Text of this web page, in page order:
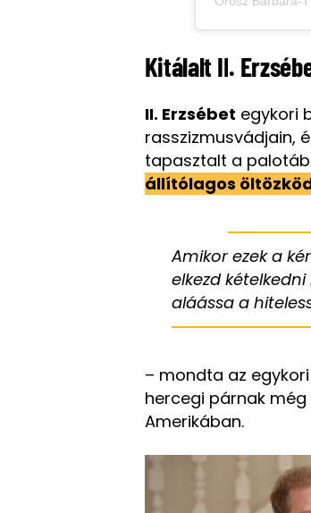
Kitálalt II.
II. Erzsébet egykori
rasszizmusvádjain,
tapasztalt a
állítólagos
Amikor ezek a
elkezd
aláássa a
– mondta az
hercegi párnak
Amerikában.